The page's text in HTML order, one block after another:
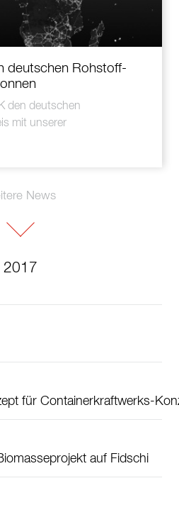
deutschen Rohstoff-
den deutschen
mit unserer
News
2017
für Containerkraftwerks-
auf Fidschi